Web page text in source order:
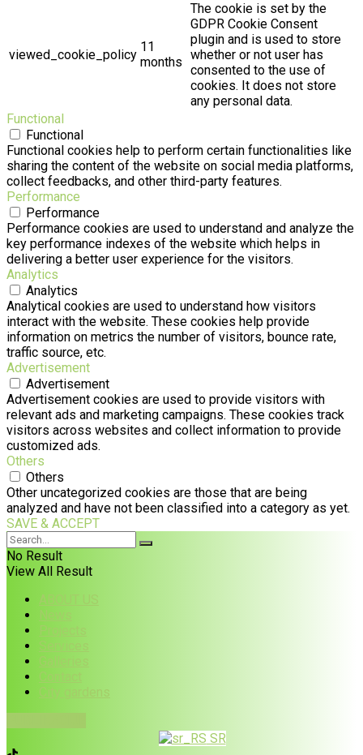
viewed_cookie_policy
11
months
The cookie is set by the
GDPR Cookie Consent
plugin and is used to store
whether or not user has
consented to the use of
cookies. It does not store
any personal data.
Functional
Functional
Functional cookies help to perform certain functionalities like
sharing the content of the website on social media platforms,
collect feedbacks, and other third-party features.
Performance
Performance
Performance cookies are used to understand and analyze the
key performance indexes of the website which helps in
delivering a better user experience for the visitors.
Analytics
Analytics
Analytical cookies are used to understand how visitors
interact with the website. These cookies help provide
information on metrics the number of visitors, bounce rate,
traffic source, etc.
Advertisement
Advertisement
Advertisement cookies are used to provide visitors with
relevant ads and marketing campaigns. These cookies track
visitors across websites and collect information to provide
customized ads.
Others
Others
Other uncategorized cookies are those that are being
analyzed and have not been classified into a category as yet.
SAVE & ACCEPT
No Result
View All Result
SR